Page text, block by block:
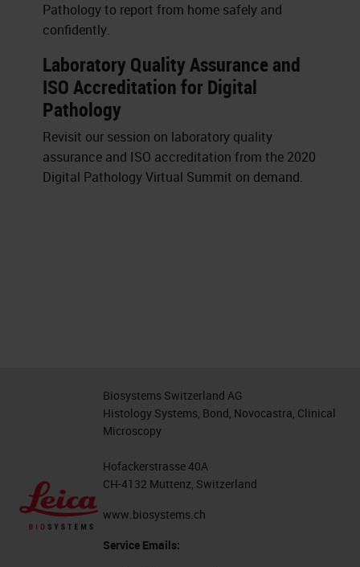
Pathology to report from home safely and
confidently.
Laboratory Quality Assurance and
ISO Accreditation for Digital
Pathology
Revisit our session on laboratory quality
assurance and ISO accreditation from the 2020
Digital Pathology Virtual Summit on demand.
Biosystems Switzerland AG
Histology Systems, Bond, Novocastra, Clinical
Microscopy
Hofackerstrasse 40A
CH-4132 Muttenz, Switzerland
www.biosystems.ch
Service Emails: